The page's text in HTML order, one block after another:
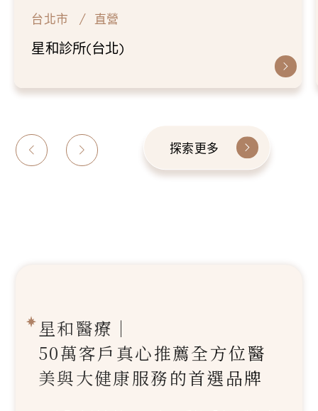
直營
所(台北)
探索更多
星和醫療｜
50萬客戶真心推薦全方位醫
美與大健康服務的首選品牌